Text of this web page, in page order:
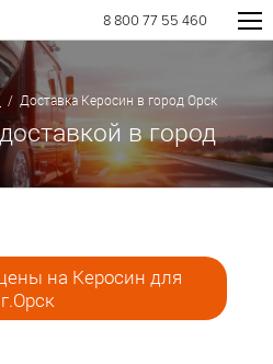
8 800 77 55 460
/ Доставка Керосин в город Орск
в город
на Керосин для
г.Орск